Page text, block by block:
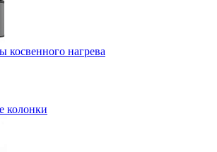
косвенного нагрева
колонки